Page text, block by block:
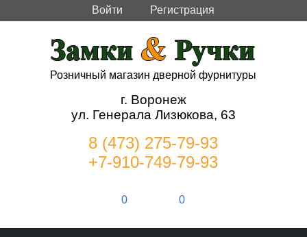
Войти Регистрация
Розничный магазин дверной фурнитуры
г. Воронеж
ул. Генерала Лизюкова, 63
8 (473) 275-79-93
+7-910-749-79-93
0 0